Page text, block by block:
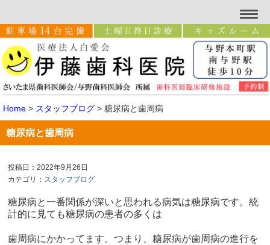
Home > スタッフブログ > 糖尿病と歯周病
糖尿病と歯周病
投稿日：2022年9月26日
カテゴリ： スタッフブログ
糖尿病と一番関係が深いと思われる病気は糖尿病です。統
計的に見ても糖尿病の患者の多くは
歯周病にかかってます。つまり、糖尿病が歯周病の進行を